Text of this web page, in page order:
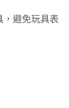
，避免玩具表